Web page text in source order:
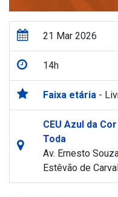
21 Mar 2026
14h
Faixa etária -
CEU Azul da
Toda
Av. Ernesto
Estêvão de